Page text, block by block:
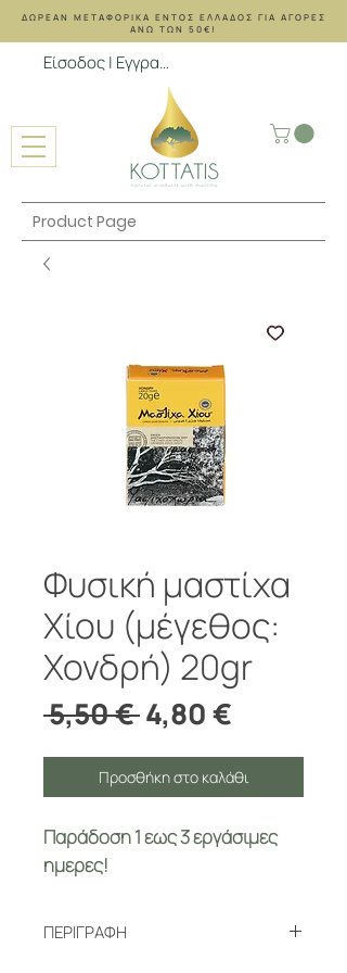
ΔΩΡΕΑΝ ΜΕΤΑΦΟΡΙΚΑ ΕΝΤΟΣ ΕΛΛΑΔΟΣ ΓΙΑ ΑΓΟΡΕΣ
ΑΝΩ ΤΩΝ 50€!
Είσοδος | Εγγραφή
Product Page
Φυσική μαστίχα
Χίου (μέγεθος:
Χονδρή) 20gr
5,50 € Κανονική
τιμή
4,80 €
Προσθήκη στο καλάθι
Παράδοση 1 έως 3 εργάσιμες
ημέρες!
ΠΕΡΙΓΡΑΦΗ